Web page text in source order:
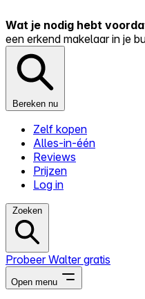
Wat je nodig hebt
een erkend makelaar in je
Bereken nu
Zelf kopen
Alles-in-één
Reviews
Prijzen
Log in
Zoeken
Probeer Walter gratis
Open menu